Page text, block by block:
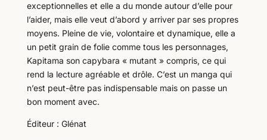
exceptionnelles et elle a du monde autour d’elle pour
l’aider, mais elle veut d’abord y arriver par ses propres
moyens. Pleine de vie, volontaire et dynamique, elle a
un petit grain de folie comme tous les personnages,
Kapitama son capybara « mutant » compris, ce qui
rend la lecture agréable et drôle. C’est un manga qui
n’est peut-être pas indispensable mais on passe un
bon moment avec.
Éditeur : Glénat